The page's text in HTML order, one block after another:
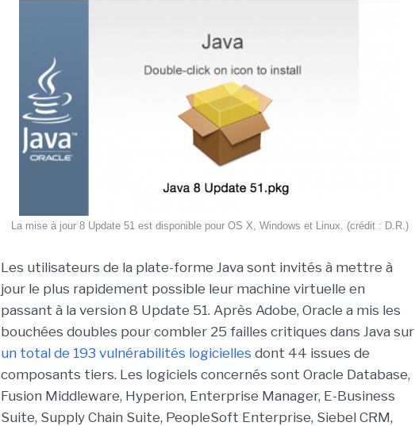
La mise à jour 8 Update 51 est disponible pour OS X, Windows et Linux. (crédit : D.R.)
Les utilisateurs de la plate-forme Java sont invités à mettre à
jour le plus rapidement possible leur machine virtuelle en
passant à la version 8 Update 51. Après Adobe, Oracle a mis les
bouchées doubles pour combler 25 failles critiques dans Java sur
un total de 193 vulnérabilités logicielles dont 44 issues de
composants tiers. Les logiciels concernés sont Oracle Database,
Fusion Middleware, Hyperion, Enterprise Manager, E-Business
Suite, Supply Chain Suite, PeopleSoft Enterprise, Siebel CRM,